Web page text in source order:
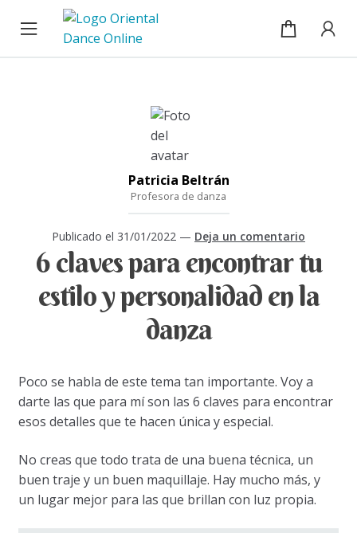
a
al
contenido
Blog
Sobre mí
Mi cuenta / Inicio de sesión
Patricia Beltrán
Profesora de danza
Publicado el 31/01/2022 — Deja un comentario
6 claves para encontrar tu
estilo y personalidad en la
danza
Poco se habla de este tema tan importante. Voy a
darte las que para mí son las 6 claves para encontrar
esos detalles que te hacen única y especial.
No creas que todo trata de una buena técnica, un
buen traje y un buen maquillaje. Hay mucho más, y
un lugar mejor para las que brillan con luz propia.